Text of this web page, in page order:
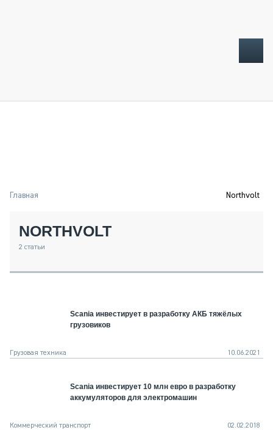
ТЕХНИКА КРУПНЫМ ПЛАНОМ
МЕРОПРИЯТИЯ
О ПРОЕКТЕ
Главная Northvolt
NORTHVOLT
2 статьи
Scania инвестирует в разработку АКБ тяжёлых
грузовиков
Грузовая техника 10.06.2021
Scania инвестирует 10 млн евро в разработку
аккумуляторов для электромашин
Коммерческий транспорт 02.02.2018